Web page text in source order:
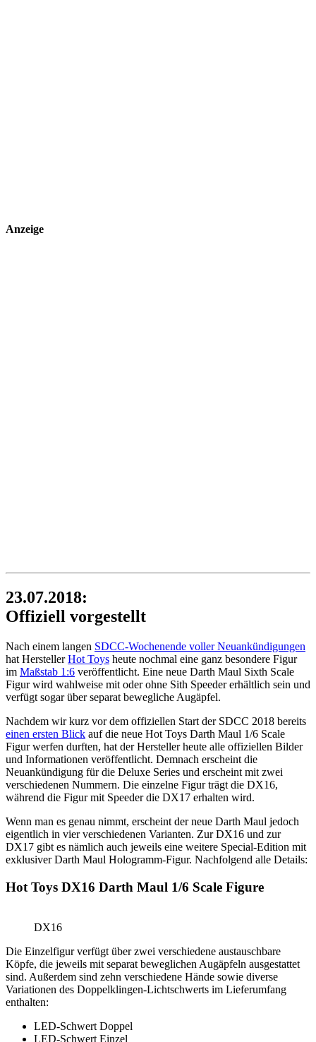
Anzeige
23.07.2018:
Offiziell vorgestellt
Nach einem langen SDCC-Wochenende voller Neuankündigungen
hat HerstellerHot Toys heute nochmal eine ganz besondere Figur
im Maßstab 1:6 veröffentlicht. Eine neue Darth Maul Sixth Scale
Figur wird wahlweise mit oder ohne Sith Speeder erhältlich sein und
verfügt sogar über separat bewegliche Augäpfel.
Nachdem wir kurz vor dem offiziellen Start der SDCC 2018 bereits
einen ersten Blick auf die neue Hot Toys Darth Maul 1/6 Scale
Figur werfen durften, hat der Hersteller heute alle offiziellen Bilder
und Informationen veröffentlicht. Demnach erscheint die
Neuankündigung für die Deluxe Series und erscheint mit zwei
verschiedenen Nummern. Die einzelne Figur trägt die DX16,
während die Figur mit Speeder die DX17 erhalten wird.
Wenn man es genau nimmt, erscheint der neue Darth Maul jedoch
eigentlich in vier verschiedenen Varianten. Zur DX16 und zur
DX17 gibt es nämlich auch jeweils eine weitere Special-Edition mit
exklusiver Darth Maul Hologramm-Figur. Nachfolgend alle Details:
Hot Toys DX16 Darth Maul 1/6 Scale Figure
DX16
Die Einzelfigur verfügt über zwei verschiedene austauschbare
Köpfe, die jeweils mit separat beweglichen Augäpfeln ausgestattet
sind. Außerdem sind zehn verschiedene Hände sowie diverse
Variationen des Doppelklingen-Lichtschwerts im Lieferumfang
enthalten:
LED-Schwert Doppel
LED-Schwert Einzel